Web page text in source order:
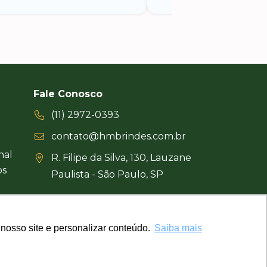
site e personalizar conteúdo. Saiba mais
site e personalizar conteúdo. Saiba mais
Fale Conosco
(11) 2972-0393
contato@hmbrindes.com.br
R. Filipe da Silva, 130, Lauzane
Paulista - São Paulo, SP
Uma empresa certificada
Busca Brindes